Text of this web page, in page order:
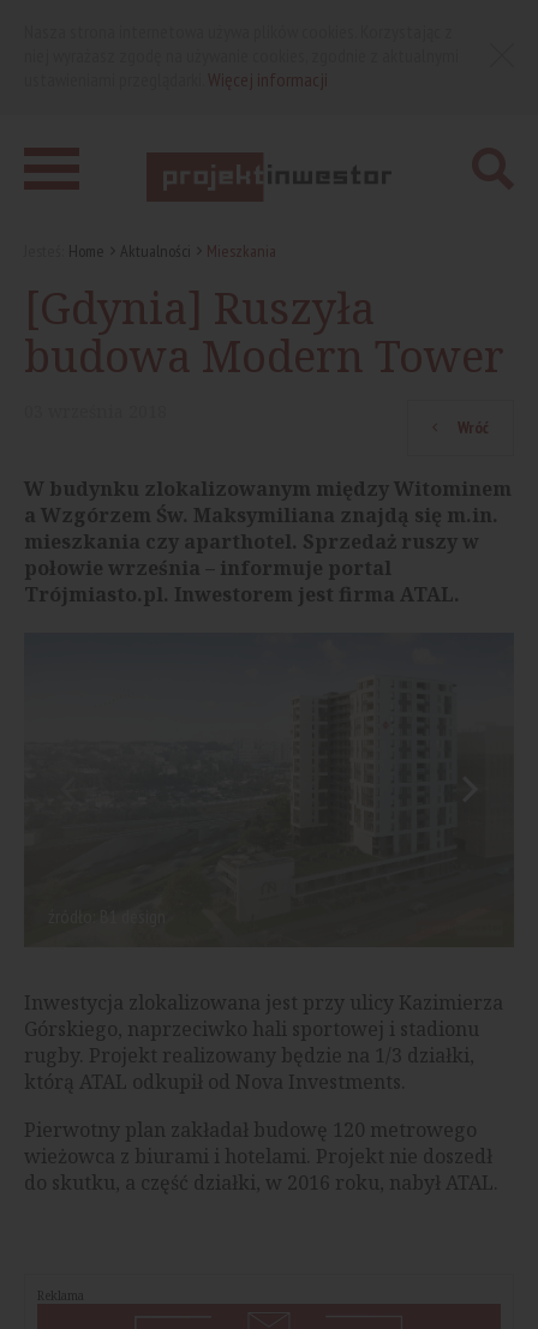
Home Aktualności Mieszkania
[Gdynia] Ruszyła
budowa Modern Tower
Wróć
W budynku zlokalizowanym między Witominem
a Wzgórzem Św. Maksymiliana znajdą się m.in.
mieszkania czy aparthotel. Sprzedaż ruszy w
połowie września – informuje portal
Trójmiasto.pl. Inwestorem jest firma ATAL.
Inwestycja zlokalizowana jest przy ulicy Kazimierza
Górskiego, naprzeciwko hali sportowej i stadionu
rugby. Projekt realizowany będzie na 1/3 działki,
którą ATAL odkupił od Nova Investments.
Pierwotny plan zakładał budowę 120 metrowego
wieżowca z biurami i hotelami. Projekt nie doszedł
do skutku, a część działki, w 2016 roku, nabył ATAL.
Reklama